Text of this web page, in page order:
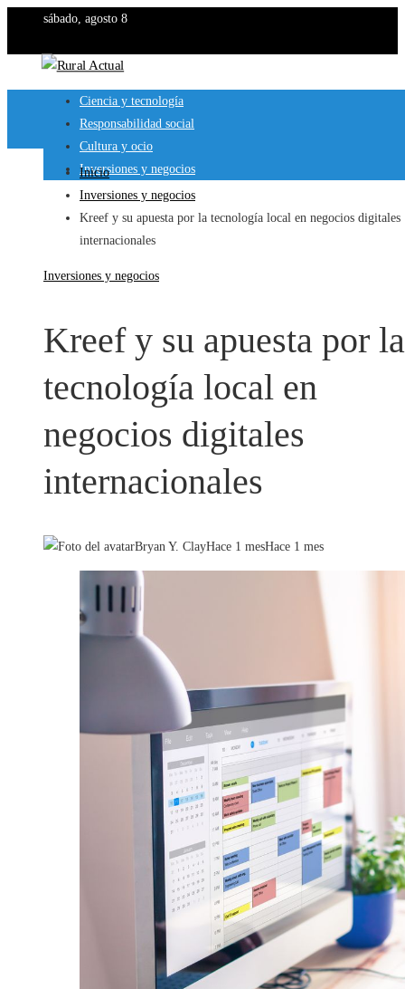
sábado, agosto 8
Ciencia y tecnología
Responsabilidad social
Cultura y ocio
Inversiones y negocios
Inicio
Inversiones y negocios
Kreef y su apuesta por la tecnología local en negocios digitales
internacionales
Inversiones y negocios
Kreef y su apuesta por la
tecnología local en
negocios digitales
internacionales
Bryan Y. ClayHace 1 mesHace 1 mes